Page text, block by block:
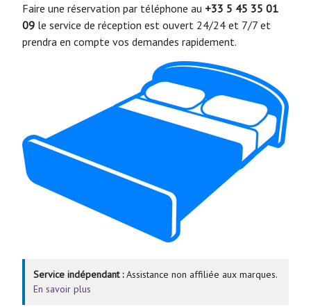
Faire une réservation par téléphone au +33 5 45 35 01
09 le service de réception est ouvert 24/24 et 7/7 et
prendra en compte vos demandes rapidement.
Service indépendant :Assistance non affiliée aux marques.
En savoir plus